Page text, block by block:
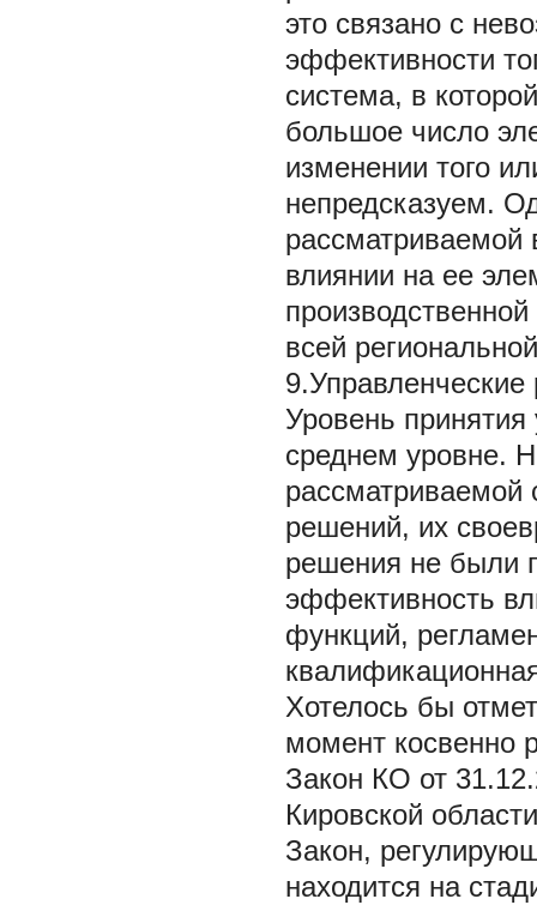
это связано с
эффективности
система, в
большое число
изменении того
непредсказуем.
рассматриваемой
влиянии на ее
всей
Уровень
среднем уровне.
рассматриваемой
решений, их
решения не были
эффективность
функций,
Хотелось бы
момент косвенно
Закон КО от
Кировской
Закон,
находится на